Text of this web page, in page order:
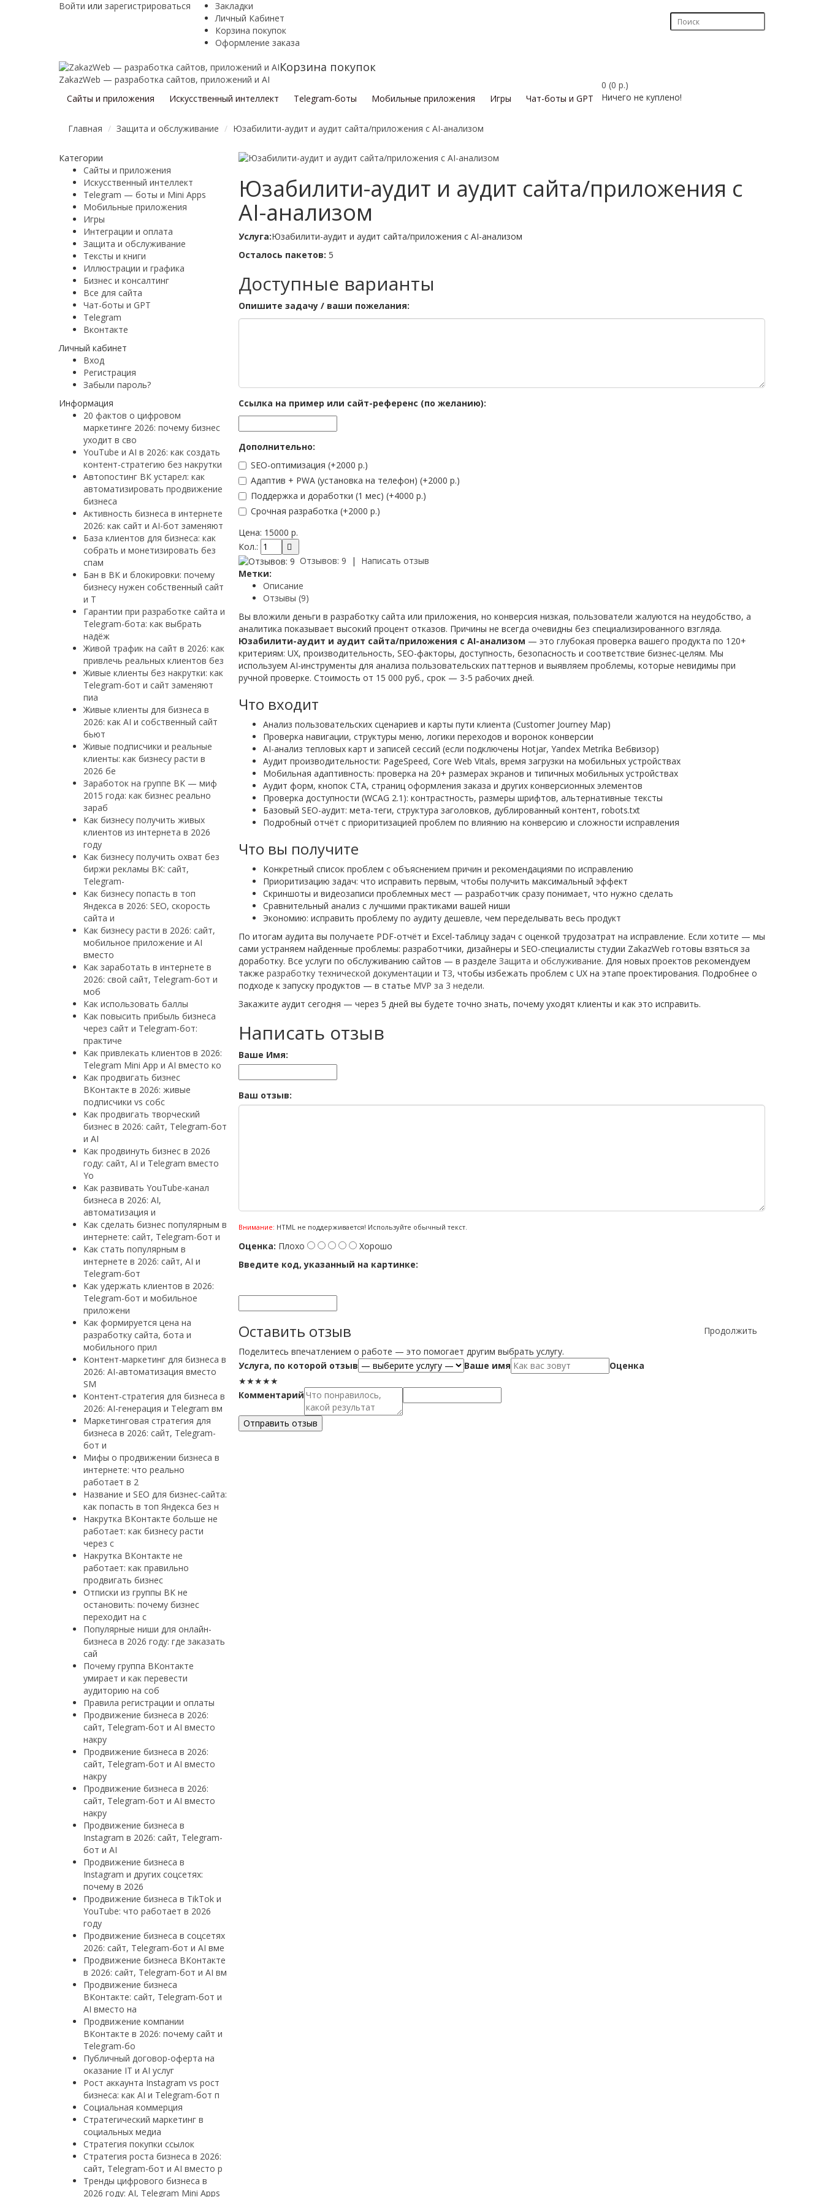
Войти или зарегистрироваться
Закладки
Личный Кабинет
Корзина покупок
Оформление заказа
ZakazWeb — разработка сайтов, приложений и AI
Сайты и приложения
Искусственный интеллект Telegram-боты Мобильные приложения Игры Чат-боты и GPT
Корзина покупок
0 (0 р.)
Ничего не куплено!
Главная Защита и обслуживание Юзабилити-аудит и аудит сайта/приложения с AI-анализом
Категории
Сайты и приложения
Искусственный интеллект
Telegram — боты и Mini Apps
Мобильные приложения
Игры
Интеграции и оплата
Защита и обслуживание
Тексты и книги
Иллюстрации и графика
Бизнес и консалтинг
Все для сайта
Чат-боты и GPT
Telegram
Вконтакте
Личный кабинет
Вход
Регистрация
Забыли пароль?
Информация
20 фактов о цифровом
маркетинге 2026: почему бизнес
уходит в сво
YouTube и AI в 2026: как создать
контент-стратегию без накрутки
Автопостинг ВК устарел: как
автоматизировать продвижение
бизнеса
Активность бизнеса в интернете
2026: как сайт и AI-бот заменяют
База клиентов для бизнеса: как
собрать и монетизировать без
спам
Бан в ВК и блокировки: почему
бизнесу нужен собственный сайт
и T
Гарантии при разработке сайта и
Telegram-бота: как выбрать
надёж
Живой трафик на сайт в 2026: как
привлечь реальных клиентов без
Живые клиенты без накрутки: как
Telegram-бот и сайт заменяют
пиа
Живые клиенты для бизнеса в
2026: как AI и собственный сайт
бьют
Живые подписчики и реальные
клиенты: как бизнесу расти в
2026 бе
Заработок на группе ВК — миф
2015 года: как бизнес реально
зараб
Как бизнесу получить живых
клиентов из интернета в 2026
году
Как бизнесу получить охват без
биржи рекламы ВК: сайт,
Telegram-
Как бизнесу попасть в топ
Яндекса в 2026: SEO, скорость
сайта и
Как бизнесу расти в 2026: сайт,
мобильное приложение и AI
вместо
Как заработать в интернете в
2026: свой сайт, Telegram-бот и
моб
Как использовать баллы
Как повысить прибыль бизнеса
через сайт и Telegram-бот:
практиче
Как привлекать клиентов в 2026:
Telegram Mini App и AI вместо ко
Как продвигать бизнес
ВКонтакте в 2026: живые
подписчики vs собс
Как продвигать творческий
бизнес в 2026: сайт, Telegram-бот
и AI
Как продвинуть бизнес в 2026
году: сайт, AI и Telegram вместо
Yo
Как развивать YouTube-канал
бизнеса в 2026: AI,
автоматизация и
Как сделать бизнес популярным в
интернете: сайт, Telegram-бот и
Как стать популярным в
интернете в 2026: сайт, AI и
Telegram-бот
Как удержать клиентов в 2026:
Telegram-бот и мобильное
приложени
Как формируется цена на
разработку сайта, бота и
мобильного прил
Контент-маркетинг для бизнеса в
2026: AI-автоматизация вместо
SM
Контент-стратегия для бизнеса в
2026: AI-генерация и Telegram вм
Маркетинговая стратегия для
бизнеса в 2026: сайт, Telegram-
бот и
Мифы о продвижении бизнеса в
интернете: что реально
работает в 2
Название и SEO для бизнес-сайта:
как попасть в топ Яндекса без н
Накрутка ВКонтакте больше не
работает: как бизнесу расти
через с
Накрутка ВКонтакте не
работает: как правильно
продвигать бизнес
Отписки из группы ВК не
остановить: почему бизнес
переходит на с
Популярные ниши для онлайн-
бизнеса в 2026 году: где заказать
сай
Почему группа ВКонтакте
умирает и как перевести
аудиторию на соб
Правила регистрации и оплаты
Продвижение бизнеса в 2026:
сайт, Telegram-бот и AI вместо
накру
Продвижение бизнеса в 2026:
сайт, Telegram-бот и AI вместо
накру
Продвижение бизнеса в 2026:
сайт, Telegram-бот и AI вместо
накру
Продвижение бизнеса в
Instagram в 2026: сайт, Telegram-
бот и AI
Продвижение бизнеса в
Instagram и других соцсетях:
почему в 2026
Продвижение бизнеса в TikTok и
YouTube: что работает в 2026
году
Продвижение бизнеса в соцсетях
2026: сайт, Telegram-бот и AI вме
Продвижение бизнеса ВКонтакте
в 2026: сайт, Telegram-бот и AI вм
Продвижение бизнеса
ВКонтакте: сайт, Telegram-бот и
AI вместо на
Продвижение компании
ВКонтакте в 2026: почему сайт и
Telegram-бо
Публичный договор-оферта на
оказание IT и AI услуг
Рост аккаунта Instagram vs рост
бизнеса: как AI и Telegram-бот п
Социальная коммерция
Стратегический маркетинг в
социальных медиа
Стратегия покупки ссылок
Стратегия роста бизнеса в 2026:
сайт, Telegram-бот и AI вместо р
Тренды цифрового бизнеса в
2026 году: AI, Telegram Mini Apps
Юзабилити-аудит и аудит сайта/приложения с
AI-анализом
Услуга:Юзабилити-аудит и аудит сайта/приложения с AI-анализом
Осталось пакетов: 5
Доступные варианты
Опишите задачу / ваши пожелания:
Ссылка на пример или сайт-референс (по желанию):
Дополнительно:
SEO-оптимизация (+2000 р.)
Адаптив + PWA (установка на телефон) (+2000 р.)
Поддержка и доработки (1 мес) (+4000 р.)
Срочная разработка (+2000 р.)
Цена: 15000 р.
Кол.:
Отзывов: 9 | Написать отзыв
Метки:
Описание
Отзывы (9)
Вы вложили деньги в разработку сайта или приложения, но конверсия низкая, пользователи жалуются на неудобство, а
аналитика показывает высокий процент отказов. Причины не всегда очевидны без специализированного взгляда.
Юзабилити-аудит и аудит сайта/приложения с AI-анализом — это глубокая проверка вашего продукта по 120+
критериям: UX, производительность, SEO-факторы, доступность, безопасность и соответствие бизнес-целям. Мы
используем AI-инструменты для анализа пользовательских паттернов и выявляем проблемы, которые невидимы при
ручной проверке. Стоимость от 15 000 руб., срок — 3-5 рабочих дней.
Что входит
Анализ пользовательских сценариев и карты пути клиента (Customer Journey Map)
Проверка навигации, структуры меню, логики переходов и воронок конверсии
AI-анализ тепловых карт и записей сессий (если подключены Hotjar, Yandex Metrika Вебвизор)
Аудит производительности: PageSpeed, Core Web Vitals, время загрузки на мобильных устройствах
Мобильная адаптивность: проверка на 20+ размерах экранов и типичных мобильных устройствах
Аудит форм, кнопок CTA, страниц оформления заказа и других конверсионных элементов
Проверка доступности (WCAG 2.1): контрастность, размеры шрифтов, альтернативные тексты
Базовый SEO-аудит: мета-теги, структура заголовков, дублированный контент, robots.txt
Подробный отчёт с приоритизацией проблем по влиянию на конверсию и сложности исправления
Что вы получите
Конкретный список проблем с объяснением причин и рекомендациями по исправлению
Приоритизацию задач: что исправить первым, чтобы получить максимальный эффект
Скриншоты и видеозаписи проблемных мест — разработчик сразу понимает, что нужно сделать
Сравнительный анализ с лучшими практиками вашей ниши
Экономию: исправить проблему по аудиту дешевле, чем переделывать весь продукт
По итогам аудита вы получаете PDF-отчёт и Excel-таблицу задач с оценкой трудозатрат на исправление. Если хотите — мы
сами устраняем найденные проблемы: разработчики, дизайнеры и SEO-специалисты студии ZakazWeb готовы взяться за
доработку. Все услуги по обслуживанию сайтов — в разделе Защита и обслуживание. Для новых проектов рекомендуем
также разработку технической документации и ТЗ, чтобы избежать проблем с UX на этапе проектирования. Подробнее о
подходе к запуску продуктов — в статье MVP за 3 недели.
Закажите аудит сегодня — через 5 дней вы будете точно знать, почему уходят клиенты и как это исправить.
Написать отзыв
Ваше Имя:
Ваш отзыв:
Внимание: HTML не поддерживается! Используйте обычный текст.
Оценка: Плохо
Хорошо
Введите код, указанный на картинке:
Продолжить
Оставить отзыв
Поделитесь впечатлением о работе — это помогает другим выбрать услугу.
Услуга, по которой отзыв
Ваше имя
Оценка
★★★★★
Комментарий
Отправить отзыв